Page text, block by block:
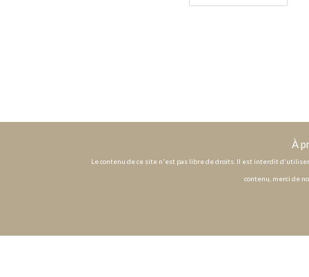
À
Le contenu de ce site n'est pas libre de droits. Il est interdit
contenu, merci de